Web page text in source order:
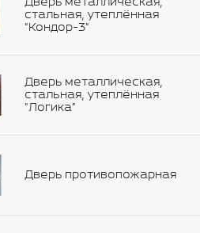
стальная, утеплённая
"Кондор-3"
Дверь металлическая,
стальная, утеплённая
"Логика"
Дверь противопожарная